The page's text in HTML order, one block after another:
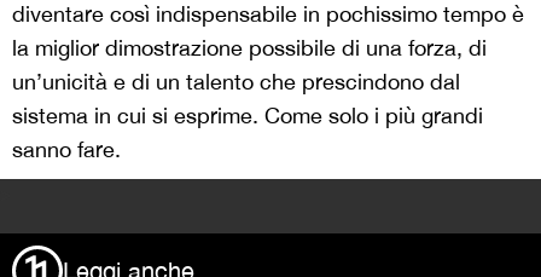
diventare così indispensabile in pochissimo tempo è
la miglior dimostrazione possibile di una forza, di
un’unicità e di un talento che prescindono dal
sistema in cui si esprime. Come solo i più grandi
sanno fare.
Leggi anche